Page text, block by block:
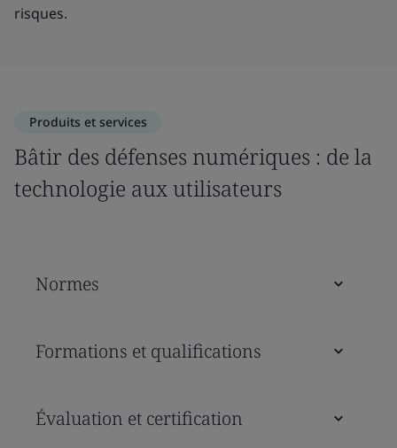
risques.
Produits et services
Bâtir des défenses numériques : de la
technologie aux utilisateurs
Normes
Formations et qualifications
Évaluation et certification